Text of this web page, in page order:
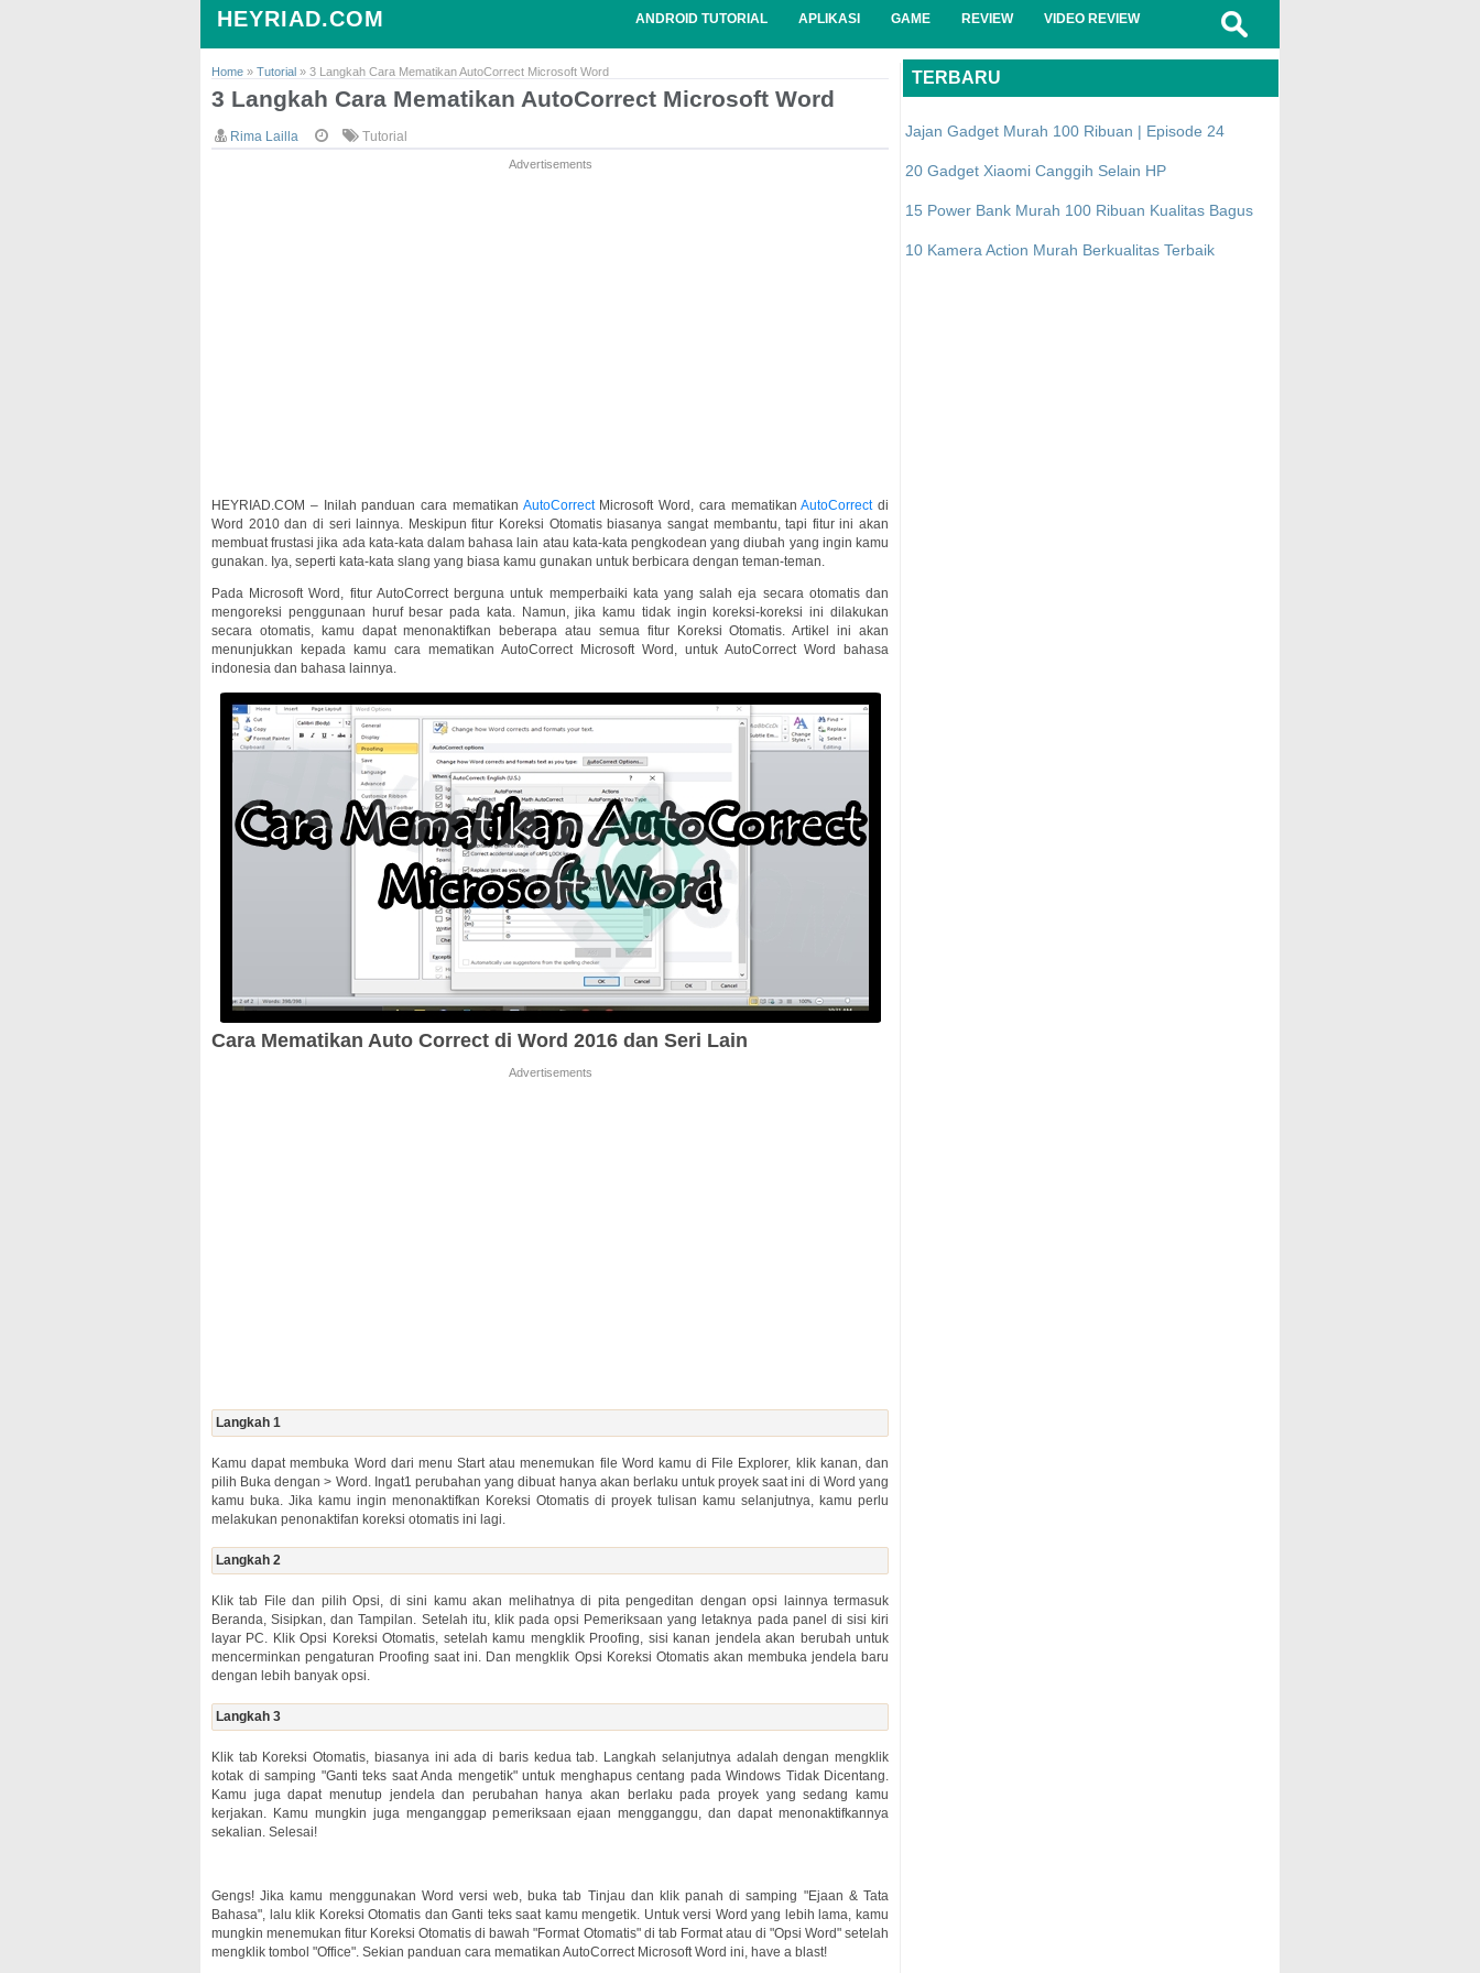
HEYRIAD.COM ANDROID TUTORIAL APLIKASI GAME REVIEW VIDEO REVIEW
Home » Tutorial » 3 Langkah Cara Mematikan AutoCorrect Microsoft Word
3 Langkah Cara Mematikan AutoCorrect Microsoft Word
Rima Lailla Tutorial
Advertisements
HEYRIAD.COM – Inilah panduan cara mematikan AutoCorrect Microsoft Word, cara mematikanAutoCorrect di
Word 2010 dan di seri lainnya. Meskipun fitur Koreksi Otomatis biasanya sangat membantu, tapi fitur ini akan
membuat frustasi jika ada kata-kata dalam bahasa lain atau kata-kata pengkodean yang diubah yang ingin kamu
gunakan. Iya, seperti kata-kata slang yang biasa kamu gunakan untuk berbicara dengan teman-teman.
Pada Microsoft Word, fitur AutoCorrect berguna untuk memperbaiki kata yang salah eja secara otomatis dan
mengoreksi penggunaan huruf besar pada kata. Namun, jika kamu tidak ingin koreksi-koreksi ini dilakukan
secara otomatis, kamu dapat menonaktifkan beberapa atau semua fitur Koreksi Otomatis. Artikel ini akan
menunjukkan kepada kamu cara mematikan AutoCorrect Microsoft Word, untuk AutoCorrect Word bahasa
indonesia dan bahasa lainnya.
Cara Mematikan Auto Correct di Word 2016 dan Seri Lain
Advertisements
Langkah 1
Kamu dapat membuka Word dari menu Start atau menemukan file Word kamu di File Explorer, klik kanan, dan
pilih Buka dengan > Word. Ingat1 perubahan yang dibuat hanya akan berlaku untuk proyek saat ini di Word yang
kamu buka. Jika kamu ingin menonaktifkan Koreksi Otomatis di proyek tulisan kamu selanjutnya, kamu perlu
melakukan penonaktifan koreksi otomatis ini lagi.
Langkah 2
Klik tab File dan pilih Opsi, di sini kamu akan melihatnya di pita pengeditan dengan opsi lainnya termasuk
Beranda, Sisipkan, dan Tampilan. Setelah itu, klik pada opsi Pemeriksaan yang letaknya pada panel di sisi kiri
layar PC. Klik Opsi Koreksi Otomatis, setelah kamu mengklik Proofing, sisi kanan jendela akan berubah untuk
mencerminkan pengaturan Proofing saat ini. Dan mengklik Opsi Koreksi Otomatis akan membuka jendela baru
dengan lebih banyak opsi.
Langkah 3
Klik tab Koreksi Otomatis, biasanya ini ada di baris kedua tab. Langkah selanjutnya adalah dengan mengklik
kotak di samping "Ganti teks saat Anda mengetik" untuk menghapus centang pada Windows Tidak Dicentang.
Kamu juga dapat menutup jendela dan perubahan hanya akan berlaku pada proyek yang sedang kamu
kerjakan. Kamu mungkin juga menganggap pemeriksaan ejaan mengganggu, dan dapat menonaktifkannya
sekalian. Selesai!
Gengs! Jika kamu menggunakan Word versi web, buka tab Tinjau dan klik panah di samping "Ejaan & Tata
Bahasa", lalu klik Koreksi Otomatis dan Ganti teks saat kamu mengetik. Untuk versi Word yang lebih lama, kamu
mungkin menemukan fitur Koreksi Otomatis di bawah "Format Otomatis" di tab Format atau di "Opsi Word" setelah
mengklik tombol "Office". Sekian panduan cara mematikan AutoCorrect Microsoft Word ini, have a blast!
TERBARU
Jajan Gadget Murah 100 Ribuan | Episode 24
20 Gadget Xiaomi Canggih Selain HP
15 Power Bank Murah 100 Ribuan Kualitas Bagus
10 Kamera Action Murah Berkualitas Terbaik